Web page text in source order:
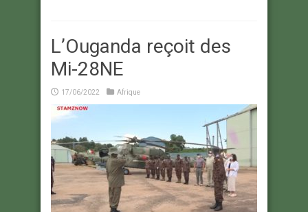
L’Ouganda reçoit des
Mi-28NE
17/06/2022 Afrique